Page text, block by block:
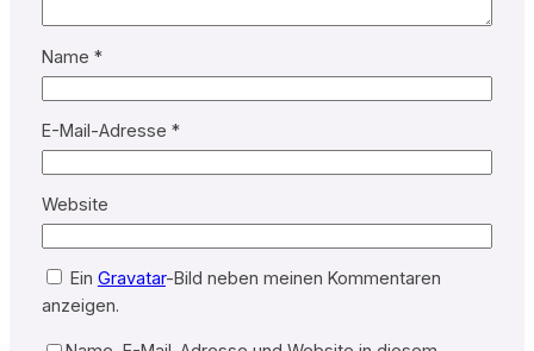
Name *
E-Mail-Adresse *
Website
Ein Gravatar-Bild neben meinen Kommentaren
anzeigen.